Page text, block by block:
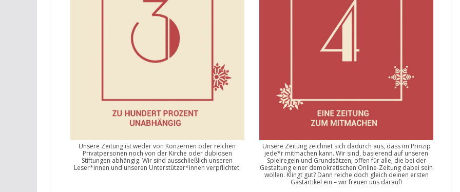
Unsere Zeitung ist weder von Konzernen oder reichen
Privatpersonen noch von der Kirche oder dubiosen
Stiftungen abhängig. Wir sind ausschließlich unseren
Leser*innen und unseren Unterstützer*innen verpflichtet.
Unsere Zeitung zeichnet sich dadurch aus, dass im Prinzip
jede*r mitmachen kann. Wir sind, basierend auf unseren
Spielregeln und Grundsätzen, offen für alle, die bei der
Gestaltung einer demokratischen Online-Zeitung dabei sein
wollen. Klingt gut? Dann reiche doch gleich deinen ersten
Gastartikel ein – wir freuen uns darauf!